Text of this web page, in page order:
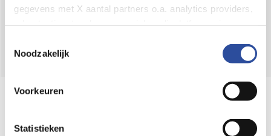
gegevens met X aantal partners o.a. analytics providers,
en de bewaartermijnen per categorie. Je kunt je keuze op
gegevensverwerking staat in de
Privacyverklaring
Noodzakelijk
Voorkeuren
Statistieken
VolgDAop:
Online aanbieder medicijnen
webshop mag verkopen.